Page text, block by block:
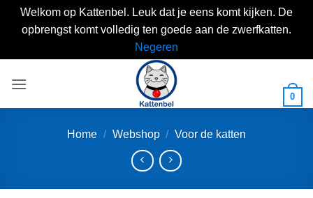
Welkom op Kattenbel. Leuk dat je eens komt kijken. De
opbrengst komt volledig ten goede aan de zwerfkatten.
Negeren
0
Home / Webshop / Voor de katten